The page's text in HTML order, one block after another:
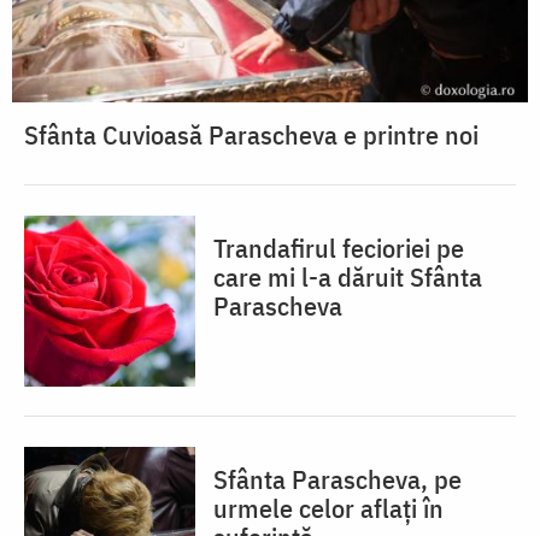
Sfânta Cuvioasă Parascheva e printre noi
Trandafirul fecioriei pe
care mi l-a dăruit Sfânta
Parascheva
Sfânta Parascheva, pe
urmele celor aflați în